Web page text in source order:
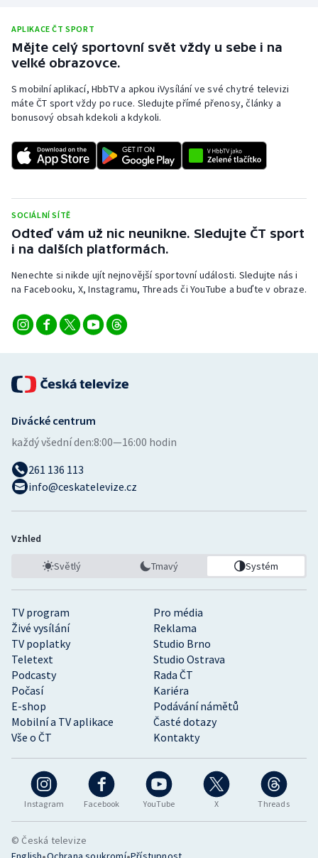
Plážový volejbal
Ragby
Rychlobruslení
Short track
Sportovní střelba
Stolní tenis
Vodní slalom
APLIKACE ČT SPORT
Mějte celý sportovní svět vždy u sebe i na
velké obrazovce.
S mobilní aplikací, HbbTV a apkou iVysílání ve své chytré televizi
máte ČT sport vždy po ruce. Sledujte přímé přenosy, články a
bonusový obsah kdekoli a kdykoli.
SOCIÁLNÍ SÍTĚ
Odteď vám už nic neunikne. Sledujte ČT sport
i na dalších platformách.
Nenechte si nikde ujít nejnovější sportovní události. Sledujte nás i
na Facebooku, X, Instagramu, Threads či YouTube a buďte v obraze.
Instagram Facebook YouTube X Threads
TV program
Pro média
Živé vysílání
Reklama
TV poplatky
Studio Brno
Teletext
Studio Ostrava
Podcasty
Rada ČT
Počasí
Kariéra
E-shop
Podávání námětů
Mobilní a TV aplikace
Časté dotazy
Vše o ČT
Kontakty
Divácké centrum
každý všední den:8:00—16:00 hodin
261 136 113
info@ceskatelevize.cz
Vzhled
Světlý Tmavý Systém
© Česká televize